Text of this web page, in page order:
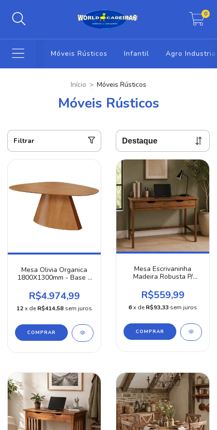
0
Móveis Rústicos Infantil Agro
Início > Móveis Rústicos
Móveis Rústicos
Filtrar
Mesa Olivia Organica
1800X1300mm - Base e
Cinamomo - Nogueira
R$4.974,99
12x de R$414,58 sem juros
Mesa Escrivaninha
Madeira Robusta P/
R$559,99
6x de R$93,33 sem juros
COMPRAR